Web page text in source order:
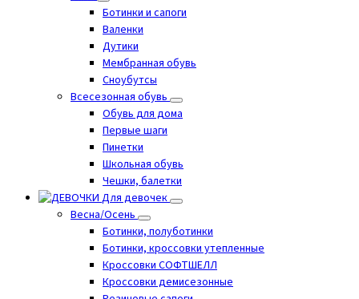
Ботинки и сапоги
Валенки
Дутики
Мембранная обувь
Сноубутсы
Всесезонная обувь
Обувь для дома
Первые шаги
Пинетки
Школьная обувь
Чешки, балетки
Для девочек
Весна/Осень
Ботинки, полуботинки
Ботинки, кроссовки утепленные
Кроссовки СОФТШЕЛЛ
Кроссовки демисезонные